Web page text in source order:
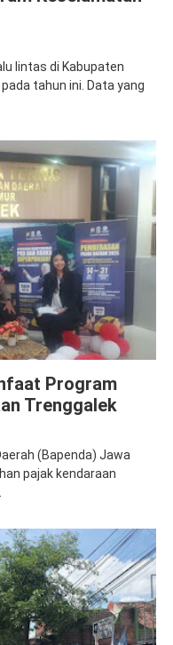
lintas di Kabupaten
tahun ini. Data yang
Program
Trenggalek
(Bapenda) Jawa
pajak kendaraan